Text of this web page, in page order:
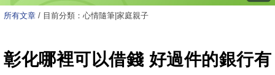
所有文章 / 目前分類：心情隨筆|家庭親子
彰化哪裡可以借錢 好過件的銀行有